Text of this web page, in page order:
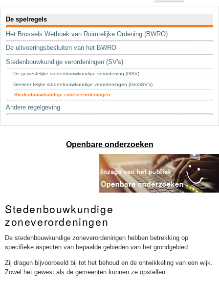
De spelregels
Stedenbouwkundige vergunning
Cartografie
Studies en publicaties
Sleutelwoorden
Stedenbouwkundige inlichtingen
De spelregels
Het Brussels Wetboek van Ruimtelijke Ordening (BWRO)
De uitvoeringsbesluiten van het BWRO
Stedenbouwkundige verordeningen (SV's)
De gewestelijke stedenbouwkundige verordening (GSV)
Gemeentelijke stedenbouwkundige verordeningen (GemSV’s)
Stedenbouwkundige zoneverordeningen
Andere regelgeving
Openbare onderzoeken
Stedenbouwkundige
zoneverordeningen
De stedenbouwkundige zoneverordeningen hebben betrekking op
specifieke aspecten van bepaalde gebieden van het grondgebied.
Zij dragen bijvoorbeeld bij tot het behoud en de ontwikkeling van een wijk.
Zowel het gewest als de gemeenten kunnen ze opstellen.